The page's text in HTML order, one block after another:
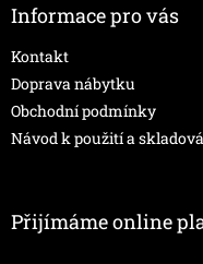
Informace pro vás
Kontakt
Doprava nábytku
Obchodní podmínky
Návod k použití a
Přijímáme online